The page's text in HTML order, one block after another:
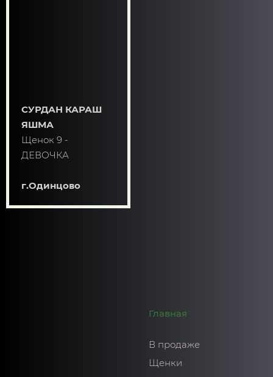
СУРДАН КАРАШ
ЯШМА
Щенок 9 -
ДЕВОЧКА
г.Одинцово
Главная
В продаже
Щенки